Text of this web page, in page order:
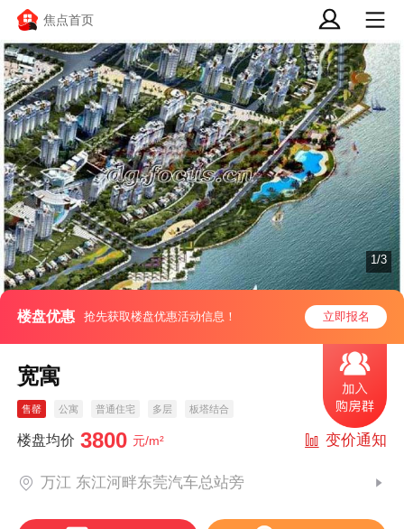
焦点首页
楼盘优惠 抢先获取楼盘优惠活动信息！ 立即报名
1/3
宽寓
售罄 公寓 普通住宅 多层 板塔结合
楼盘均价 3800 元/m² 变价通知
万江 东江河畔东莞汽车总站旁